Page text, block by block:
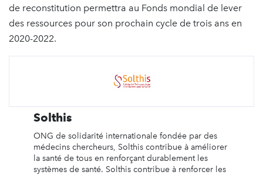
de reconstitution permettra au Fonds mondial de lever
des ressources pour son prochain cycle de trois ans en
2020-2022.
Solthis
ONG de solidarité internationale fondée par des
médecins chercheurs, Solthis contribue à améliorer
la santé de tous en renforçant durablement les
systèmes de santé. Solthis contribue à renforcer les